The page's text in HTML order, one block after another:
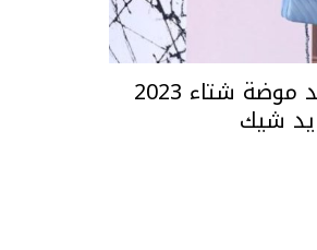
تنسيقات التنورة الجلد موضة شتاء 2023
شيك